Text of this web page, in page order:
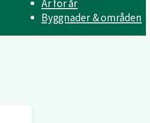
År för år
Byggnader & områden